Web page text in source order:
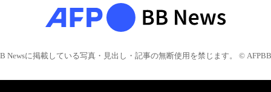
Newsに掲載している写真・見出し・記事の無断使用を禁じます。 © AFPBB